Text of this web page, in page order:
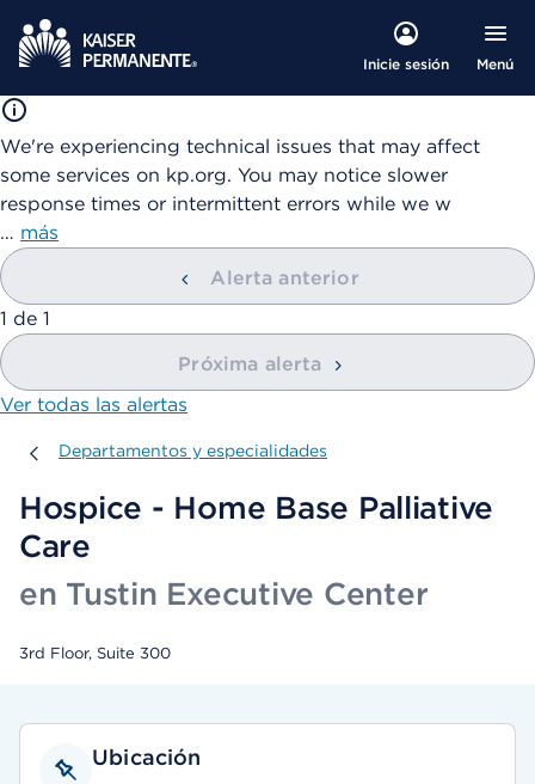
Inicie sesión Menú
We're experiencing technical issues that may affect
some services on kp.org. You may notice slower
response times or intermittent errors while we w
… más
Alerta anterior
mostrando
1 de 1
Próxima alerta
Ver todas las alertas
Departamentos y especialidades
Departamentos y especialidades
Hospice - Home Base Palliative
Care
en Tustin Executive Center
3rd Floor, Suite 300
Ubicación